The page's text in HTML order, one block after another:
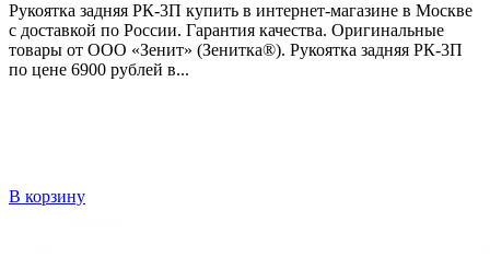
Рукоятка задняя РК-3П купить в интернет-магазине в Москве
с доставкой по России. Гарантия качества. Оригинальные
товары от ООО «Зенит» (Зенитка®). Рукоятка задняя РК-3П
по цене 6900 рублей в...
В корзину